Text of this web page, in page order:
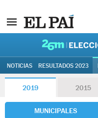
NOTICIAS RESULTADOS 2023
2019 2015
MUNICIPALES